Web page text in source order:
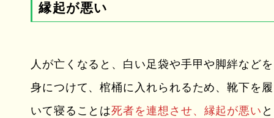
縁起が悪い
人が亡くなると、白い足袋や手甲や脚絆などを
身につけて、棺桶に入れられるため、靴下を履
いて寝ることは死者を連想させ、縁起が悪い と